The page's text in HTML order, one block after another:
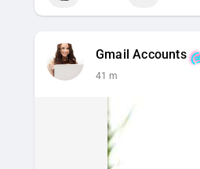
Gmail Accounts
41 m